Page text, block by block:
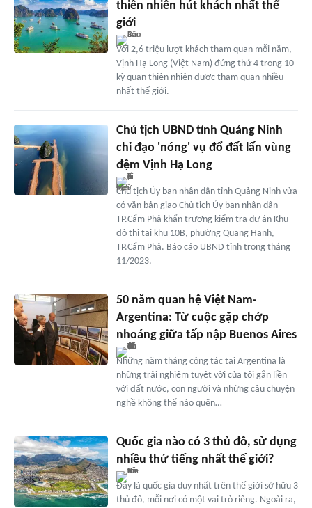
thiên nhiên hút khách nhất thế
giới
Với 2,6 triệu lượt khách tham quan mỗi năm,
Vịnh Hạ Long (Việt Nam) đứng thứ 4 trong 10
kỳ quan thiên nhiên được tham quan nhiều
nhất thế giới.
Chủ tịch UBND tỉnh Quảng Ninh
chỉ đạo 'nóng' vụ đổ đất lấn vùng
đệm Vịnh Hạ Long
Chủ tịch Ủy ban nhân dân tỉnh Quảng Ninh vừa
có văn bản giao Chủ tịch Ủy ban nhân dân
TP.Cẩm Phả khẩn trương kiểm tra dự án Khu
đô thị tại khu 10B, phường Quang Hanh,
TP.Cẩm Phả. Báo cáo UBND tỉnh trong tháng
11/2023.
50 năm quan hệ Việt Nam-
Argentina: Từ cuộc gặp chớp
nhoáng giữa tấp nập Buenos Aires
Những năm tháng công tác tại Argentina là
những trải nghiệm tuyệt vời của tôi gắn liền
với đất nước, con người và những câu chuyện
nghề không thể nào quên…
Quốc gia nào có 3 thủ đô, sử dụng
nhiều thứ tiếng nhất thế giới?
Đây là quốc gia duy nhất trên thế giới sở hữu 3
thủ đô, mỗi nơi có một vai trò riêng. Ngoài ra,